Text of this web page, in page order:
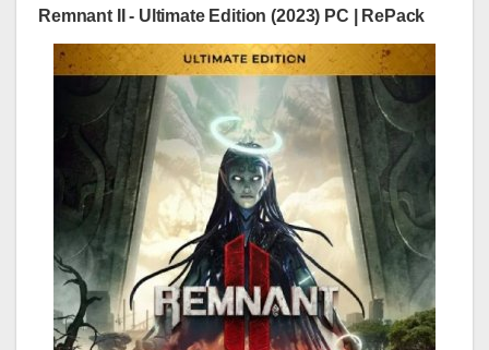
Remnant II - Ultimate Edition (2023) PC | RePack